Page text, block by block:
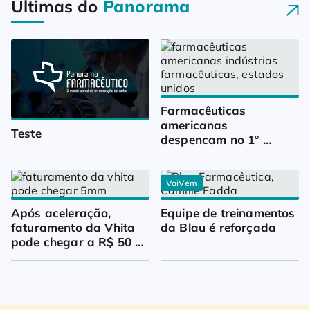
Últimas do Panorama
Teste
Farmacêuticas
americanas
despencam no 1º
trimestre
Após aceleração,
faturamento da Vhita
pode chegar a R$ 50
milhões
VaiVém
Equipe de treinamentos
da Blau é reforçada